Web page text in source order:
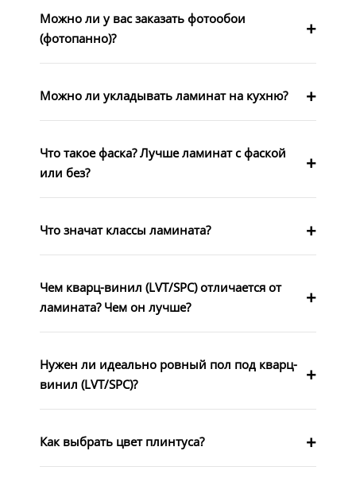
Можно ли у вас заказать фотообои
(фотопанно)?
Можно ли укладывать ламинат на кухню?
Что такое фаска? Лучше ламинат с фаской
или без?
Что значат классы ламината?
Чем кварц-винил (LVT/SPC) отличается от
ламината? Чем он лучше?
Нужен ли идеально ровный пол под кварц-
винил (LVT/SPC)?
Как выбрать цвет плинтуса?